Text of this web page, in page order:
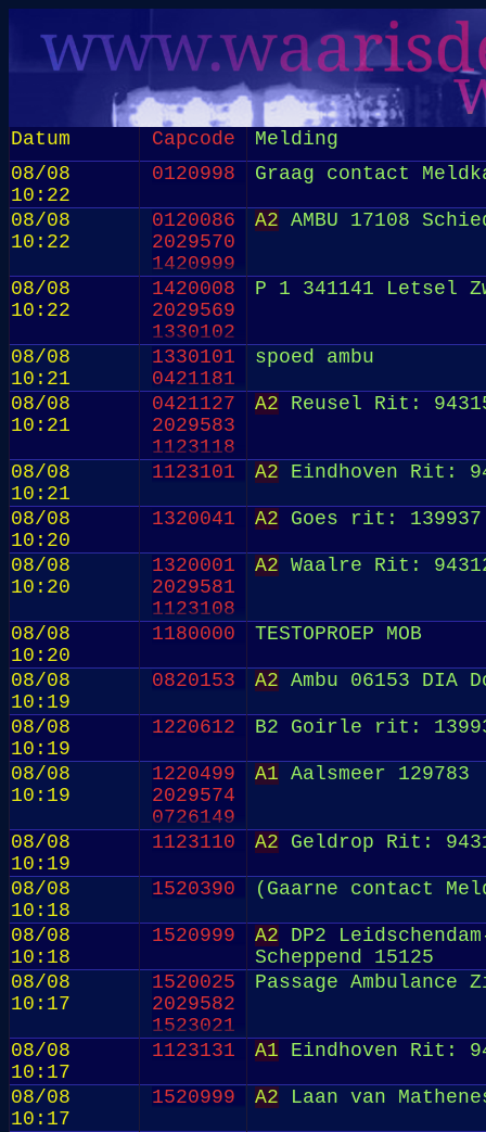
Datum Capcode
Melding
08/08
10:22
0120998 Graag contact
08/08
10:22
0120086
2029570
1420999
A2 AMBU 17108
08/08
10:22
1420008
2029569
1330102
P 1 341141 Letsel
08/08
10:21
1330101
0421181
spoed ambu
08/08
10:21
0421127
2029583
1123118
A2 Reusel Rit:
08/08
10:21
1123101 A2 Eindhoven Rit:
08/08
10:20
1320041 A2 Goes rit:
08/08
10:20
1320001
2029581
1123108
A2 Waalre Rit:
08/08
10:20
1180000 TESTOPROEP MOB
08/08
10:19
0820153 A2 Ambu 06153 DIA
08/08
10:19
1220612 B2 Goirle rit:
08/08
10:19
1220499
2029574
0726149
A1 Aalsmeer 129783
08/08
10:19
1123110 A2 Geldrop Rit:
08/08
10:18
1520390 (Gaarne contact
08/08
10:18
1520999 A2 DP2
Scheppend 15125
08/08
10:17
1520025
2029582
1523021
Passage
08/08
10:17
1123131 A1 Eindhoven Rit:
08/08
10:17
1520999 A2 Laan van